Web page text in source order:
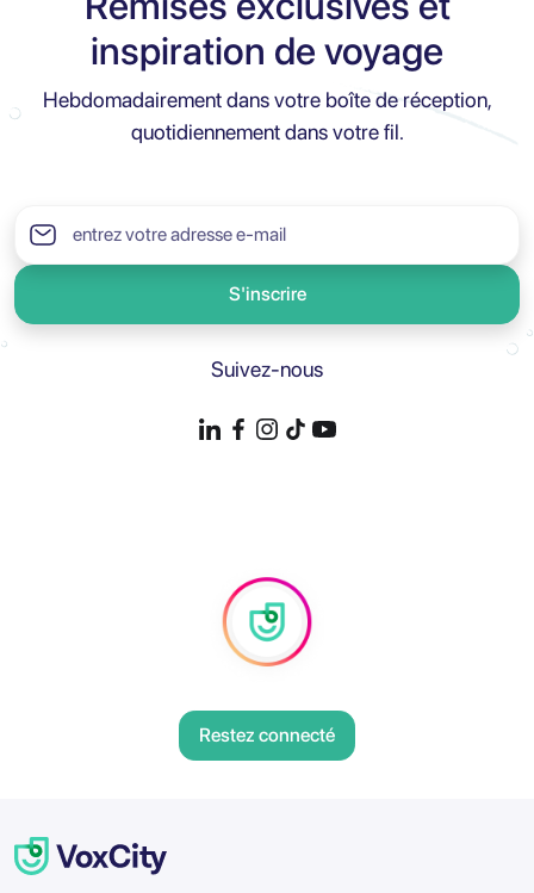
inspiration de voyage
Hebdomadairement dans votre boîte de réception,
quotidiennement dans votre fil.
S'inscrire
Suivez-nous
Restez connecté